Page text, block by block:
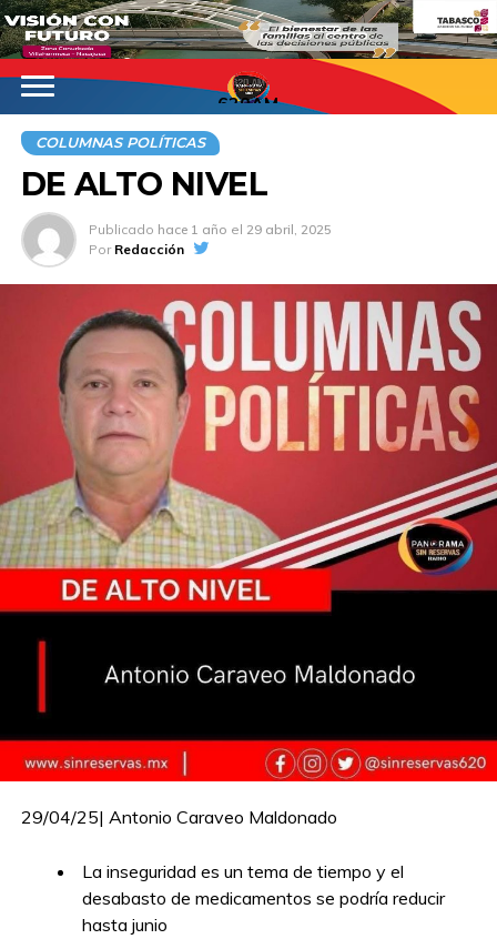
620AM
COLUMNAS POLÍTICAS
DE ALTO NIVEL
Publicado hace 1 año el 29 abril, 2025
Por Redacción
29/04/25| Antonio Caraveo Maldonado
La inseguridad es un tema de tiempo y el
desabasto de medicamentos se podría reducir
hasta junio